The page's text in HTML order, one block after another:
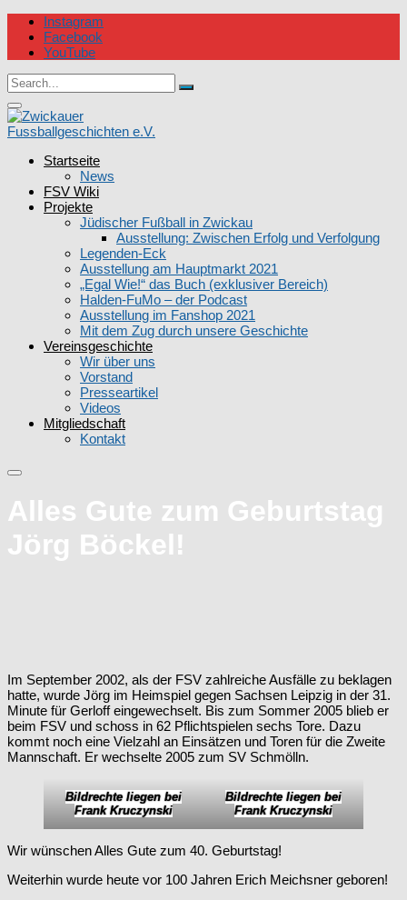
Skip
content
Instagram
Facebook
YouTube
Circular
focus
Search
for:
Search
focus
Zwickauer Fussballgeschichten e.V.
Startseite
News
FSV Wiki
Projekte
Jüdischer Fußball in Zwickau
Ausstellung: Zwischen Erfolg und Verfolgung
Legenden-Eck
Ausstellung am Hauptmarkt 2021
„Egal Wie!“ das Buch (exklusiver Bereich)
Halden-FuMo – der Podcast
Ausstellung im Fanshop 2021
Mit dem Zug durch unsere Geschichte
Vereinsgeschichte
Wir über uns
Vorstand
Presseartikel
Videos
Mitgliedschaft
Kontakt
Alles Gute zum Geburtstag
Jörg Böckel!
Im September 2002, als der FSV zahlreiche Ausfälle zu beklagen
hatte, wurde Jörg im Heimspiel gegen Sachsen Leipzig in der 31.
Minute für Gerloff eingewechselt. Bis zum Sommer 2005 blieb er
beim FSV und schoss in 62 Pflichtspielen sechs Tore. Dazu
kommt noch eine Vielzahl an Einsätzen und Toren für die Zweite
Mannschaft. Er wechselte 2005 zum SV Schmölln.
Bildrechte liegen bei
Frank Kruczynski
Bildrechte liegen bei
Frank Kruczynski
Wir wünschen Alles Gute zum 40. Geburtstag!
Weiterhin wurde heute vor 100 Jahren Erich Meichsner geboren!